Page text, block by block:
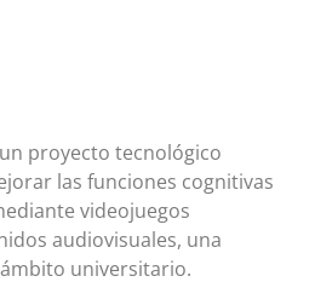
proyecto tecnológico
las funciones cognitivas
videojuegos
audiovisuales, una
universitario.